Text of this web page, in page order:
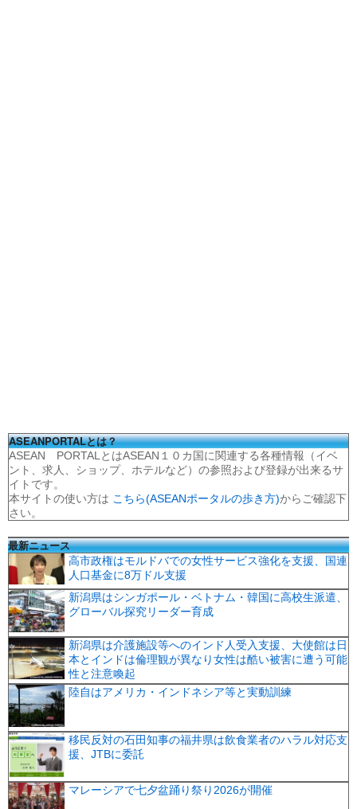
ASEANPORTALとは？
ASEAN PORTALとはASEAN１０カ国に関連する各種情報（イベ
ント、求人、ショップ、ホテルなど）の参照および登録が出来るサ
イトです。
本サイトの使い方は こちら(ASEANポータルの歩き方)からご確認下
さい。
最新ニュース
高市政権はモルドバでの女性サービス強化を支援、国連
人口基金に8万ドル支援
新潟県はシンガポール・ベトナム・韓国に高校生派遣、
グローバル探究リーダー育成
新潟県は介護施設等へのインド人受入支援、大使館は日
本とインドは倫理観が異なり女性は酷い被害に遭う可能
性と注意喚起
陸自はアメリカ・インドネシア等と実動訓練
移民反対の石田知事の福井県は飲食業者のハラル対応支
援、JTBに委託
マレーシアで七夕盆踊り祭り2026が開催